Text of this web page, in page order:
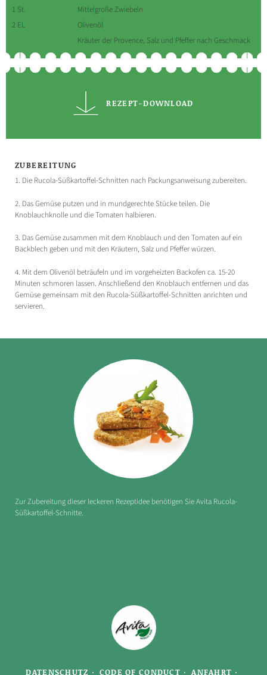
1 St.
Mittelgroße Zwiebeln
2 EL
Olivenöl
Kräuter der Provence, Salz und Pfeffer nach Geschmack
REZEPT-DOWNLOAD
Zur Zubereitung dieser leckeren Rezeptidee benötigen Sie Avita Rucola-
Süßkartoffel-Schnitte.
ZUBEREITUNG
1. Die Rucola-Süßkartoffel-Schnitten nach Packungsanweisung zubereiten.
2. Das Gemüse putzen und in mundgerechte Stücke teilen. Die
Knoblauchknolle und die Tomaten halbieren.
3. Das Gemüse zusammen mit dem Knoblauch und den Tomaten auf ein
Backblech geben und mit den Kräutern, Salz und Pfeffer würzen.
4. Mit dem Olivenöl beträufeln und im vorgeheizten Backofen ca. 15-20
Minuten schmoren lassen. Anschließend den Knoblauch entfernen und das
Gemüse gemeinsam mit den Rucola-Süßkartoffel-Schnitten anrichten und
servieren.
DATENSCHUTZ CODE OF CONDUCT ANFAHRT